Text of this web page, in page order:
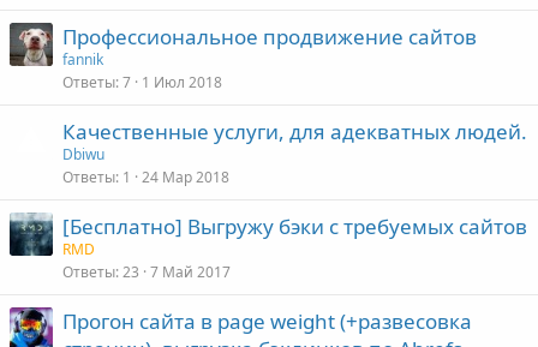
Профессиональное продвижение сайтов
fannik
Ответы 7 1 Июл 2018
Качественные услуги, для адекватных людей.
Dbiwu
Ответы 1 24 Мар 2018
[Бесплатно] Выгружу бэки с требуемых сайтов
RMD
Ответы 23 7 Май 2017
Прогон сайта в page weight (+развесовка